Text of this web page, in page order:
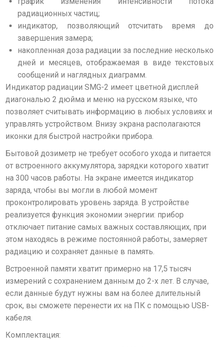
радиационных частиц;
индикатор, позволяющий отсчитать время до
завершения замера;
накопленная доза радиации за последние несколько
дней и месяцев, отображаемая в виде текстовых
сообщений и наглядных диаграмм.
Индикатор радиации SMG-2 имеет цветной дисплей
диагональю 2 дюйма и меню на русском языке, что
позволяет считывать информацию в любых условиях и
управлять устройством. Внизу экрана располагаются
иконки для быстрой настройки прибора.
Бытовой дозиметр не требует особого ухода и питается
от встроенного аккумулятора, зарядки которого хватит
на 300 часов работы. На экране имеется индикатор
заряда, чтобы вы могли в любой момент
проконтролировать уровень заряда. В устройстве
реализуется функция экономии энергии: прибор
отключает питание самых важных составляющих, при
этом находясь в режиме постоянной работы, замеряет
радиацию и сохраняет данные в память.
Встроенной памяти хватит примерно на 17,5 тысяч
измерений с сохранением данным до 2-х лет. В случае,
если данные будут нужны вам на более длительный
срок, вы сможете перенести их на ПК с помощью USB-
кабеля.
Комплектация: